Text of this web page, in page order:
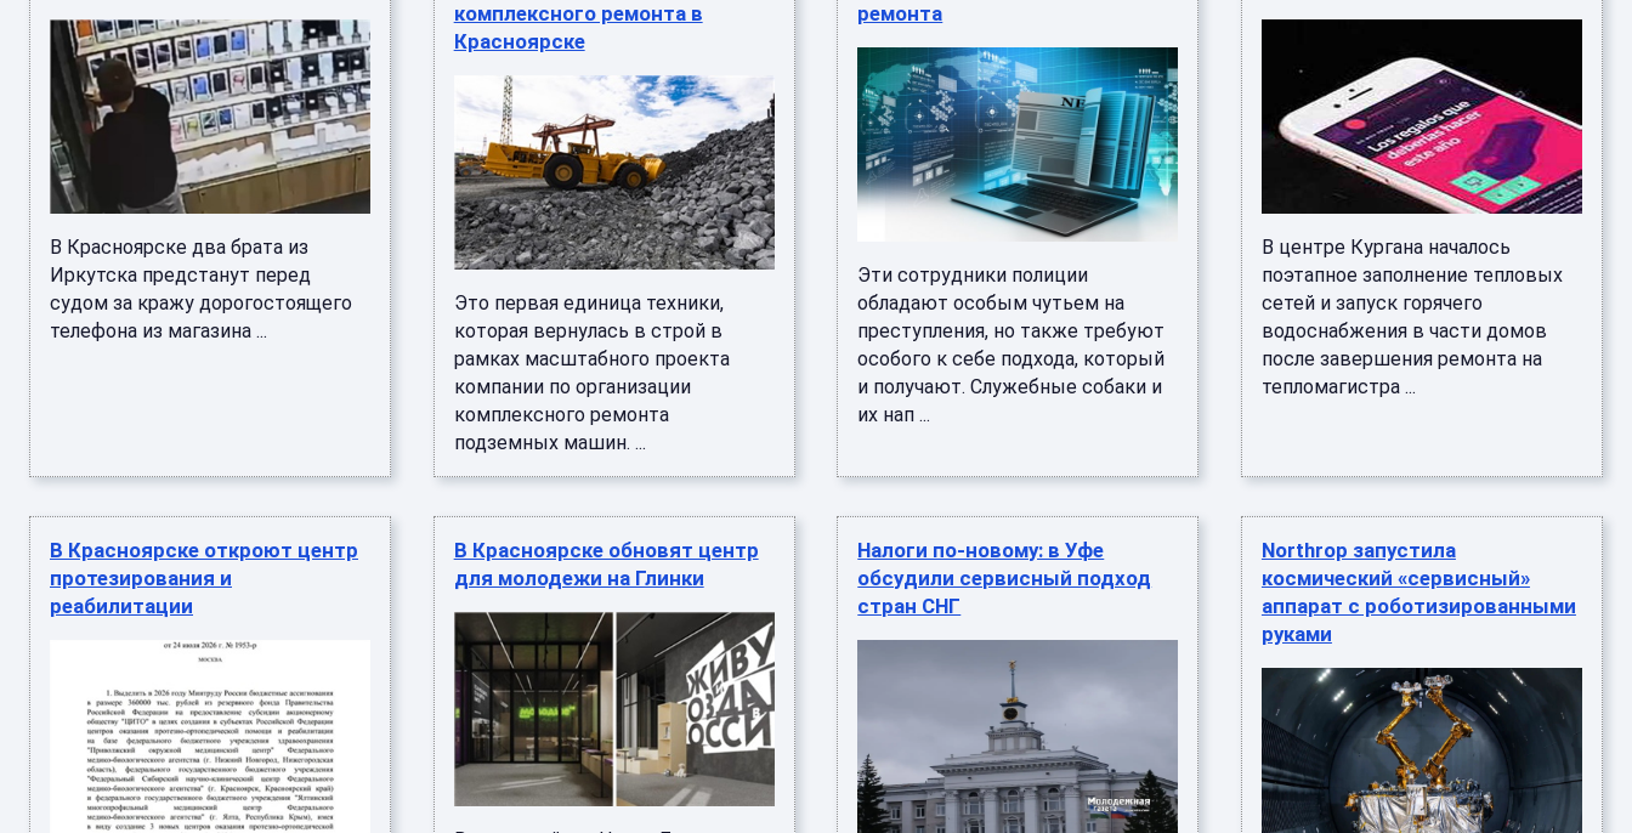
В Красноярске два брата из
Иркутска предстанут перед
судом за кражу дорогостоящего
телефона из магазина ...
комплексного ремонта в
Красноярске
Это первая единица техники,
которая вернулась в строй в
рамках масштабного проекта
компании по организации
комплексного ремонта
подземных машин. ...
ремонта
Эти сотрудники полиции
обладают особым чутьем на
преступления, но также требуют
особого к себе подхода, который
и получают. Служебные собаки и
их нап ...
В центре Кургана началось
поэтапное заполнение тепловых
сетей и запуск горячего
водоснабжения в части домов
после завершения ремонта на
тепломагистра ...
В Красноярске откроют центр
протезирования и
реабилитации
В Красноярске обновят центр
для молодежи на Глинки
Налоги по-новому: в Уфе
обсудили сервисный подход
стран СНГ
Northrop запустила
космический «сервисный»
аппарат с роботизированными
руками